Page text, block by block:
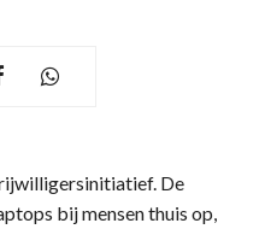
De
bij mensen thuis op,